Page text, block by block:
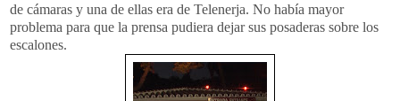
de cámaras y una de ellas era de Telenerja. No había mayor
problema para que la prensa pudiera dejar sus posaderas sobre los
escalones.